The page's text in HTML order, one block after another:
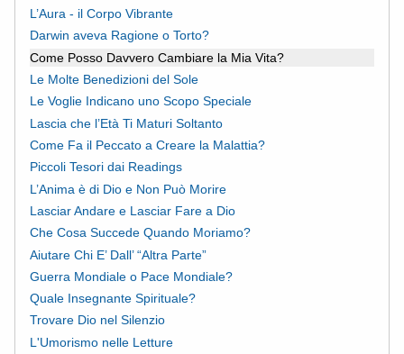
L’Aura - il Corpo Vibrante
Darwin aveva Ragione o Torto?
Come Posso Davvero Cambiare la Mia Vita?
Le Molte Benedizioni del Sole
Le Voglie Indicano uno Scopo Speciale
Lascia che l’Età Ti Maturi Soltanto
Come Fa il Peccato a Creare la Malattia?
Piccoli Tesori dai Readings
L’Anima è di Dio e Non Può Morire
Lasciar Andare e Lasciar Fare a Dio
Che Cosa Succede Quando Moriamo?
Aiutare Chi E’ Dall’ “Altra Parte”
Guerra Mondiale o Pace Mondiale?
Quale Insegnante Spirituale?
Trovare Dio nel Silenzio
L'Umorismo nelle Letture